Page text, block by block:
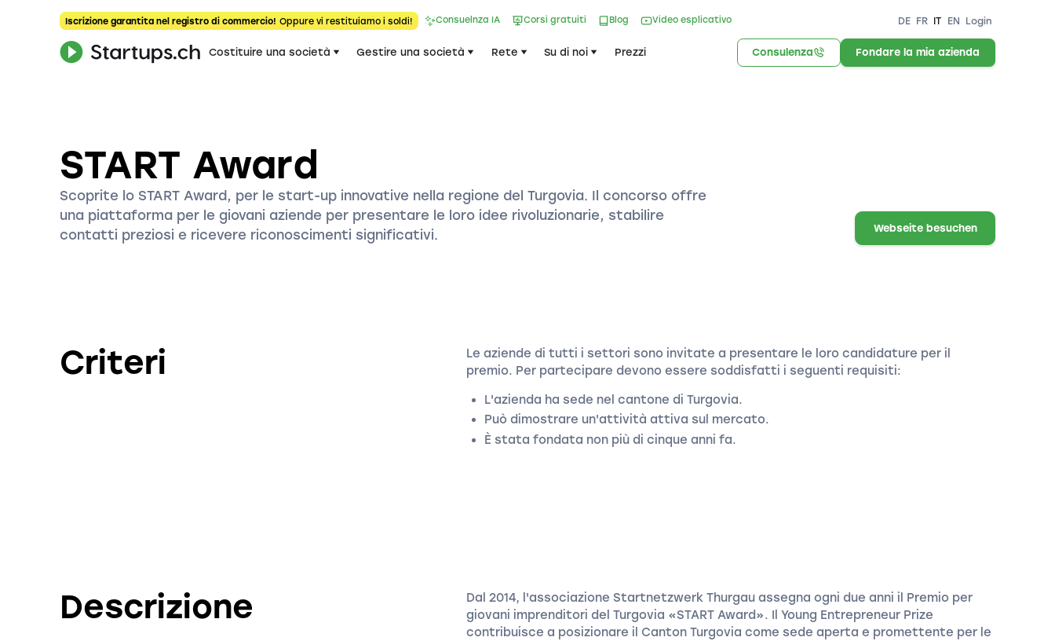
Iscrizione garantita nel registro di commercio! Oppure vi restituiamo i soldi! Consuelnza IA Corsi gratuiti Blog Video esplicativo DE FR IT EN Login
Costituire una società Gestire una società Rete Su di noi Prezzi Consulenza Fondare la mia azienda
START Award
Scoprite lo START Award, per le start-up innovative nella regione del Turgovia. Il concorso offre
una piattaforma per le giovani aziende per presentare le loro idee rivoluzionarie, stabilire
contatti preziosi e ricevere riconoscimenti significativi.
Webseite besuchen
Criteri
Le aziende di tutti i settori sono invitate a presentare le loro candidature per il
premio. Per partecipare devono essere soddisfatti i seguenti requisiti:
L'azienda ha sede nel cantone di Turgovia.
Può dimostrare un'attività attiva sul mercato.
È stata fondata non più di cinque anni fa.
Descrizione
Dal 2014, l'associazione Startnetzwerk Thurgau assegna ogni due anni il Premio per
giovani imprenditori del Turgovia «START Award». Il Young Entrepreneur Prize
contribuisce a posizionare il Canton Turgovia come sede aperta e promettente per le